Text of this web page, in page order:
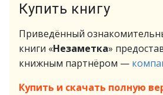
Купить книгу
Приведённый
книги «Незаметка»
книжным партнёром —
Купить и скачать полную